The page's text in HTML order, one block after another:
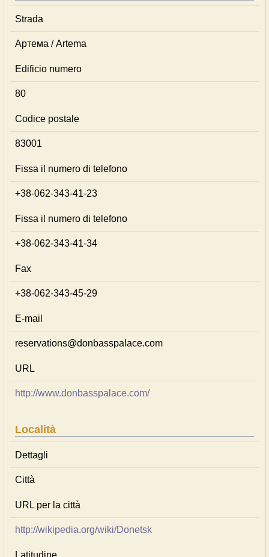
Strada
Артема / Artema
Edificio numero
80
Codice postale
83001
Fissa il numero di telefono
+38-062-343-41-23
Fissa il numero di telefono
+38-062-343-41-34
Fax
+38-062-343-45-29
E-mail
reservations@donbasspalace.com
URL
http://www.donbasspalace.com/
Località
Dettagli
Città
URL per la città
http://wikipedia.org/wiki/Donetsk
Latitudine